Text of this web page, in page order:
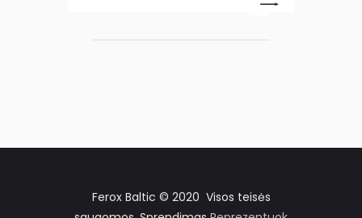
Ferox Baltic © 2020 Visos teisės